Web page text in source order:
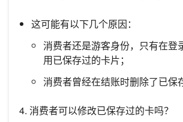
这可能有以下几个原因：
消费者还是游客身份，只有在登
用已保存过的卡片；
消费者曾经在结账时删除了已保
4. 消费者可以修改已保存过的卡吗？